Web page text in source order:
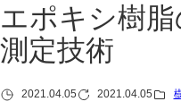
エポキシ樹
測定技術
2021.04.05 2021.04.05